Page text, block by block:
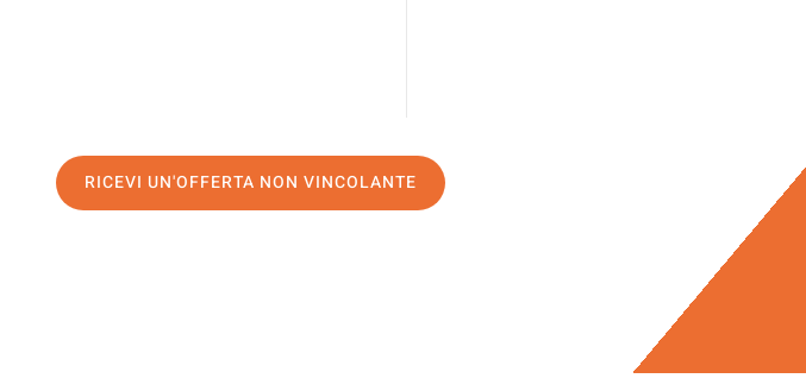
RICEVI UN'OFFERTA NON VINCOLANTE